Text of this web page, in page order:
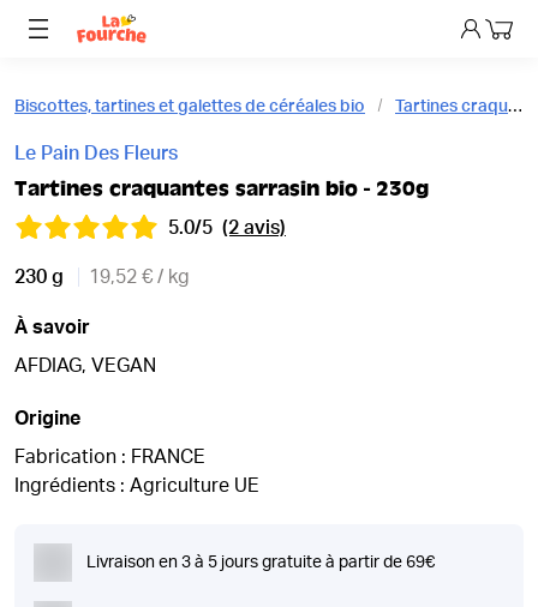
Mon
Biscottes, tartines et galettes de céréales bio Tartines craquantes bio
Le Pain Des Fleurs
Tartines craquantes sarrasin bio - 230g
5.0/5 (2 avis)
230 g 19,52 € / kg
À savoir
AFDIAG, VEGAN
Origine
Fabrication : FRANCE
Ingrédients : Agriculture UE
Livraison en 3 à 5 jours gratuite à partir de 69€